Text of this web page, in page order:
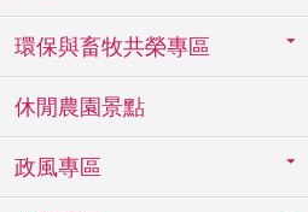
環保與畜牧共榮專區
休閒農園景點
政風專區